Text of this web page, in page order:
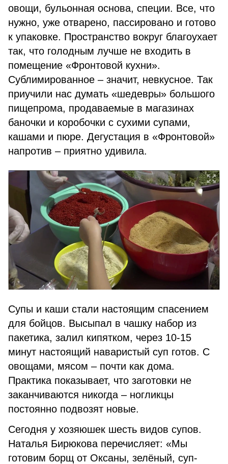
овощи, бульонная основа, специи. Все, что
нужно, уже отварено, пассировано и готово
к упаковке. Пространство вокруг благоухает
так, что голодным лучше не входить в
помещение «Фронтовой кухни».
Сублимированное – значит, невкусное. Так
приучили нас думать «шедевры» большого
пищепрома, продаваемые в магазинах
баночки и коробочки с сухими супами,
кашами и пюре. Дегустация в «Фронтовой»
напротив – приятно удивила.
Супы и каши стали настоящим спасением
для бойцов. Высыпал в чашку набор из
пакетика, залил кипятком, через 10-15
минут настоящий наваристый суп готов. С
овощами, мясом – почти как дома.
Практика показывает, что заготовки не
заканчиваются никогда – ногликцы
постоянно подвозят новые.
Сегодня у хозяюшек шесть видов супов.
Наталья Бирюкова перечисляет: «Мы
готовим борщ от Оксаны, зелёный, суп-